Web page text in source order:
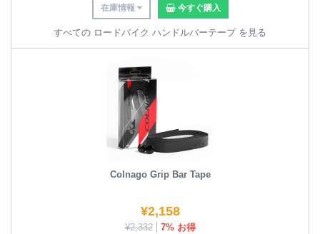
在庫情報 今すぐ購入
すべての ロードバイク ハンドルバーテープ を見る
Colnago Grip Bar Tape
¥2,158
¥2,332 7% お得